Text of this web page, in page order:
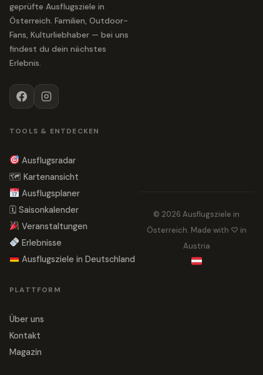
geprüfte Ausflugsziele in
Österreich. Familien, Outdoor-
Fans, Kulturliebhaber — bei uns
findest du dein nächstes
Erlebnis.
TOOLS & ENTDECKEN
Ausflugsradar
🗺 Kartenansicht
Ausflugsplaner
🗓 Saisonkalender
Veranstaltungen
Erlebnisse
Ausflugsziele in Deutschland
PLATTFORM
Über uns
Kontakt
Magazin
© 2026 Ausflugsziele in
Österreich. Made with ♡ in
Austria